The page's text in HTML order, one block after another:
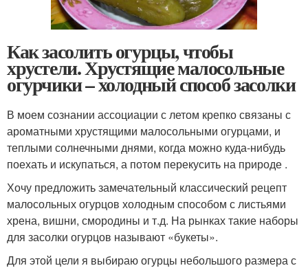
Как засолить огурцы, чтобы
хрустели. Хрустящие малосольные
огурчики – холодный способ засолки
В моем сознании ассоциации с летом крепко связаны с
ароматными хрустящими малосольными огурцами, и
теплыми солнечными днями, когда можно куда-нибудь
поехать и искупаться, а потом перекусить на природе .
Хочу предложить замечательный классический рецепт
малосольных огурцов холодным способом с листьями
хрена, вишни, смородины и т.д. На рынках такие наборы
для засолки огурцов называют «букеты».
Для этой цели я выбираю огурцы небольшого размера с